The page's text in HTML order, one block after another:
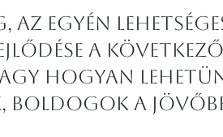
az egyén
a következő
hogyan
boldogok a